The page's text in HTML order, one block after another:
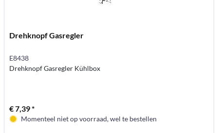
Drehknopf Gasregler
E8438
Drehknopf Gasregler Kühlbox
€ 7,39 *
Momenteel niet op voorraad, wel te bestellen